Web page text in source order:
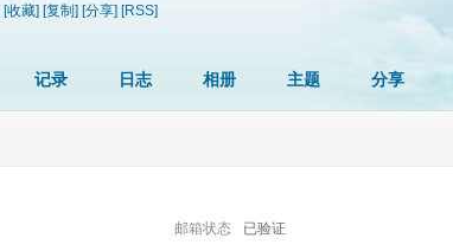
[收藏] [复制] [分享] [RSS]
记录 日志 相册 主题 分享
邮箱状态 已验证